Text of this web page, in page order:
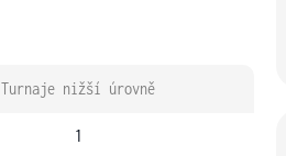
Turnaje nižší úrovně
1